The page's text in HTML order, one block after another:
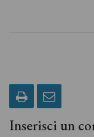
Inserisci un